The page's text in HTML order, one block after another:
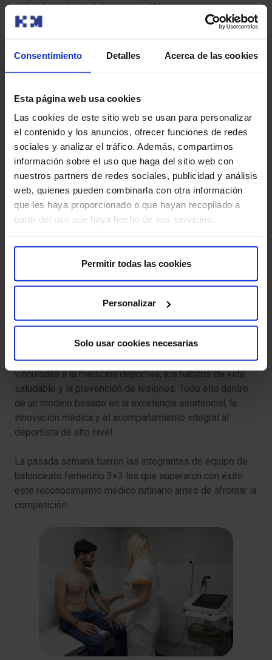
Consentimiento Detalles Acerca de las cookies
Esta página web usa cookies
Las cookies de este sitio web se usan para personalizar
el contenido y los anuncios, ofrecer funciones de redes
sociales y analizar el tráfico. Además, compartimos
información sobre el uso que haga del sitio web con
nuestros partners de redes sociales, publicidad y análisis
web, quienes pueden combinarla con otra información
que les haya proporcionado o que hayan recopilado a
partir del uso que haya hecho de sus servicios.
Permitir todas las cookies
Personalizar
Solo usar cookies necesarias
aplicada también al deporte de élite.
Alianza estratégica al servicio de la salud y el
deporte
Como proveedor médico oficial de las selecciones
Hospitales pone a disposición de la FEB un modelo de
atención integral orientado al cuidado de la salud, la
de jugadores, jugadoras y cuerpos técnicos.
En el marco de esta colaboración, el Grupo se encarga de
los reconocimientos médicos, la asistencia sanitaria y la
cobertura médica especializada de las distintas
selecciones nacionales, además de impulsar iniciativas
vinculadas a la medicina deportiva, los hábitos de vida
saludable y la prevención de lesiones. Todo ello dentro
de un modelo basado en la excelencia asistencial, la
innovación médica y el acompañamiento integral al
deportista de alto nivel.
La pasada semana fueron las integrantes de equipo de
baloncesto femenino 3×3 las que superaron con éxito
este reconocimiento médico rutinario antes de afrontar la
competición.